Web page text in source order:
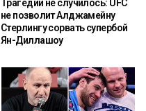
Трагедии не случилось: UFC
не позволит Алджамейну
Стерлингу сорвать супербой
Ян-Диллашоу